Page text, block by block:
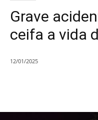
Grave
ceifa a vida
12/01/2025